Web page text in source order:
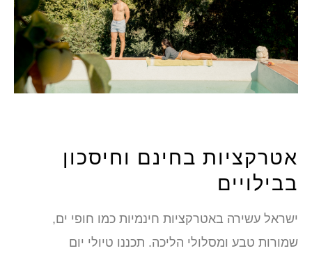
אטרקציות בחינם וחיסכון
בבילויים
ישראל עשירה באטרקציות חינמיות כמו חופי ים,
שמורות טבע ומסלולי הליכה. תכננו טיולי יום